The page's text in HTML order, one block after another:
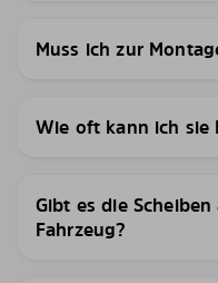
Muss ich zur
Wie oft kann ich sie
Gibt es die
Fahrzeug?